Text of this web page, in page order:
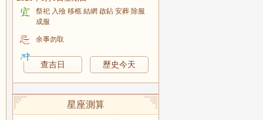
祭祀 入殮 移柩 結網 啟鉆 安葬 除服
成服
余事勿取
查吉日 歷史今天
星座測算